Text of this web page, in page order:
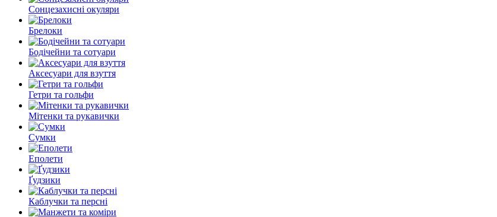
Сонцезахисні окуляри
Брелоки
Бодічейни та сотуари
Аксесуари для взуття
Гетри та гольфи
Мітенки та рукавички
Сумки
Еполети
Ґудзики
Каблучки та персні